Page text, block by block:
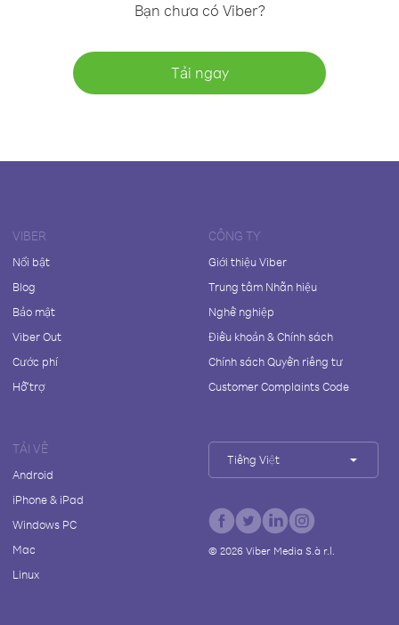
Bạn chưa có Viber?
Tải ngay
VIBER
Nổi bật
Blog
Bảo mật
Viber Out
Cước phí
Hỗ trợ
CÔNG TY
Giới thiệu Viber
Trung tâm Nhãn hiệu
Nghề nghiệp
Điều khoản & Chính sách
Chính sách Quyền riêng tư
Customer Complaints Code
TẢI VỀ
Android
iPhone & iPad
Windows PC
Mac
Linux
Tiếng Việt
© 2026Viber Media S.à r.l.